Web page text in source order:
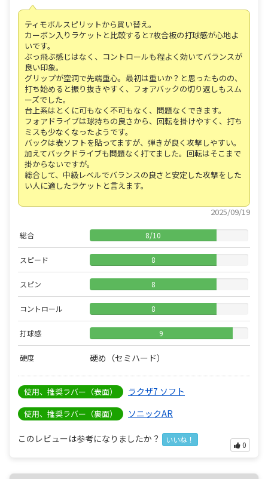
ティモボルスピリットから買い替え。
カーボン入りラケットと比較すると7枚合板の打球感が心地よ
いです。
ぶっ飛ぶ感じはなく、コントロールも程よく効いてバランスが
良い印象。
グリップが空洞で先端重心。最初は重いか？と思ったものの、
打ち始めると振り抜きやすく、フォアバックの切り返しもスム
ーズでした。
台上系はとくに可もなく不可もなく、問題なくできます。
フォアドライブは球持ちの良さから、回転を掛けやすく、打ち
ミスも少なくなったようです。
バックは表ソフトを貼ってますが、弾きが良く攻撃しやすい。
加えてバックドライブも問題なく打てました。回転はそこまで
掛からないですが。
総合して、中級レベルでバランスの良さと安定した攻撃をした
い人に適したラケットと言えます。
2025/09/19
総合 8/10
スピード 8
スピン 8
コントロール 8
打球感 9
硬度 硬め（セミハード）
使用、推奨ラバー（表面） ラクザ7 ソフト
使用、推奨ラバー（裏面） ソニックAR
このレビューは参考になりましたか？ いいね！
0